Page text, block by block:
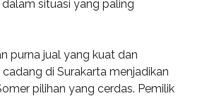
situasi yang paling
purna jual yang kuat dan
di Surakarta menjadikan
pilihan yang cerdas. Pemilik